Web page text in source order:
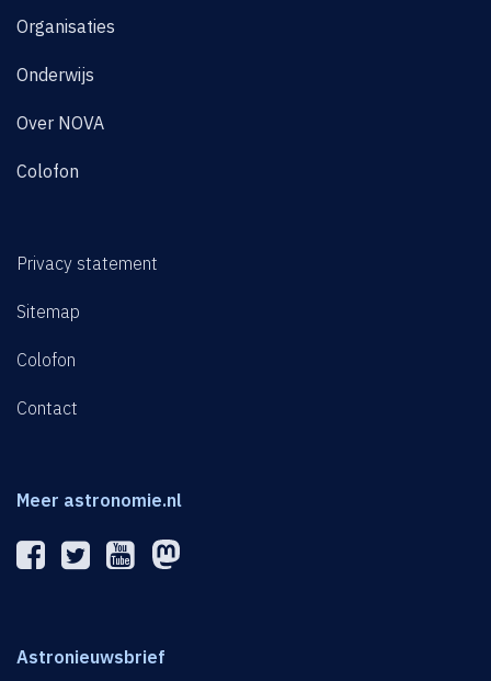
Organisaties
Onderwijs
Over NOVA
Colofon
Privacy statement
Sitemap
Colofon
Contact
Meer astronomie.nl
Astronieuwsbrief